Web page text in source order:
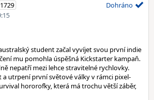
Dohráno
student začal vyvíjet svou první indie
mu pomohla úspěšná Kickstarter kampaň.
nepatří mezi lehce stravitelné rychlovky.
a utrpení první světové války v rámci pixel-
hororofky, která má trochu větší záběr,